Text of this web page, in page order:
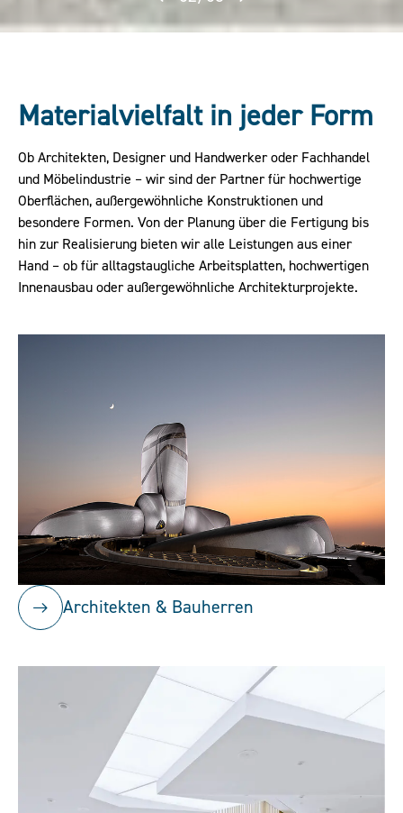
Materialvielfalt in jeder Form
Ob Architekten, Designer und Handwerker oder Fachhandel
und Möbelindustrie – wir sind der Partner für hochwertige
Oberflächen, außergewöhnliche Konstruktionen und
besondere Formen. Von der Planung über die Fertigung bis
hin zur Realisierung bieten wir alle Leistungen aus einer
Hand – ob für alltagstaugliche Arbeitsplatten, hochwertigen
Innenausbau oder außergewöhnliche Architekturprojekte.
Architekten & Bauherren